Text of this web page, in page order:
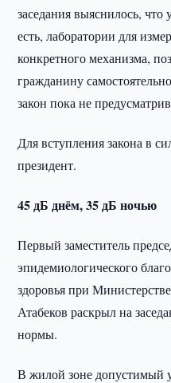
заседания выяснилось,
есть, лаборатории для
конкретного механизма,
гражданину
закон пока не
Для вступления закона в
президент.
45 дБ днём, 35 дБ ночью
Первый заместитель
эпидемиологического
здоровья при
Атабеков раскрыл на
нормы.
В жилой зоне допустимый